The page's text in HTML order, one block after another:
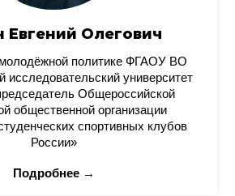
Евгений Олегович
политике ФГАОУ ВО
университет
Общероссийской
общественной организации
спортивных клубов
России»
Подробнее →